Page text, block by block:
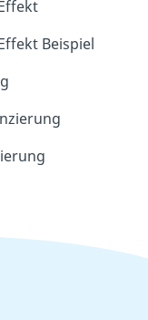
Beispiel